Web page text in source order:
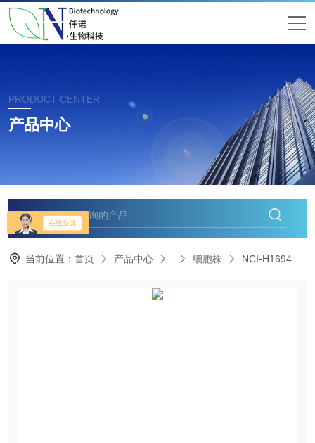
PRODUCT CENTER
产品中心
当前位置： 首页 产品中心 细胞株 NCI-H1694人小细胞肺癌细胞